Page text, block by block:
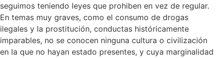
seguimos teniendo leyes que prohiben en vez de regular.
En temas muy graves, como el consumo de drogas
ilegales y la prostitución, conductas históricamente
imparables, no se conocen ninguna cultura o civilización
en la que no hayan estado presentes, y cuya marginalidad